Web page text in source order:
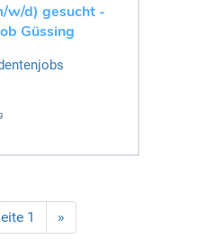
w/d) gesucht -
Güssing
1 »